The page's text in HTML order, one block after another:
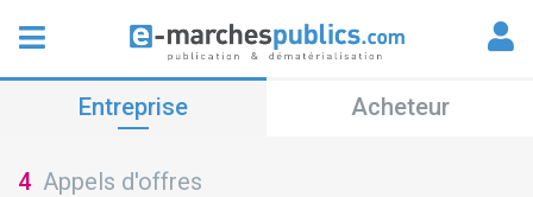
Entreprise Acheteur
4 Appels d'offres